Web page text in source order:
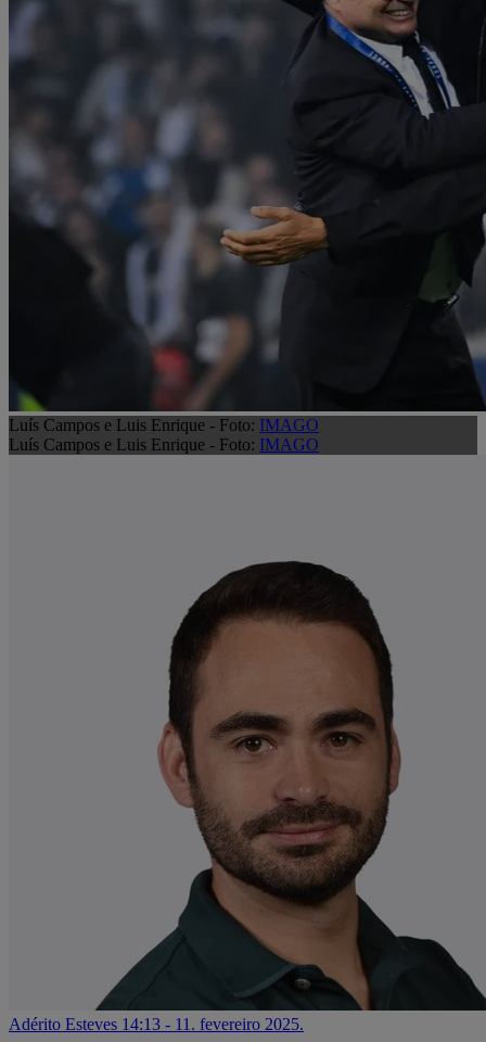
Luís Campos e Luis Enrique - Foto: IMAGO
Luís Campos e Luis Enrique - Foto: IMAGO
Adérito Esteves 14:13 - 11. fevereiro 2025.